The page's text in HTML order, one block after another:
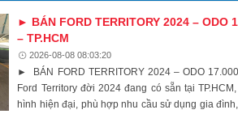
► BÁN FORD TERRITORY 2024 – ODO
– TP.HCM
2026-08-08 08:03:20
► BÁN FORD TERRITORY 2024 – ODO
Ford Territory đời 2024 đang có sẵn tại
hình hiện đại, phù hợp nhu cầu sử dụng gia